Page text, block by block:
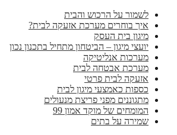
לשמור על הרכוש והבית
איך בוחרים מערכת אזעקה לבית?
מיגון בית העסק
יועצי מיגון – הביטחון מתחיל בתכנון נכון
מערכות אנליטיקה
מערכת אבטחה לבית
אזעקה לבית פרטי
כספות כאמצעי מיגון לבית
מתגוננים מפני פריצת מנעולים
המומחים של מוקד אמון 99
שמירה על בתים